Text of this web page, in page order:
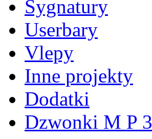
Sygnatury
Userbary
Vlepy
Inne projekty
Dodatki
Dzwonki M P 3